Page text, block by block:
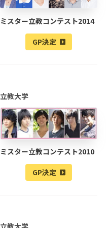
ミスター立教コンテスト2014
GP決定
立教大学
ミスター立教コンテスト2010
GP決定